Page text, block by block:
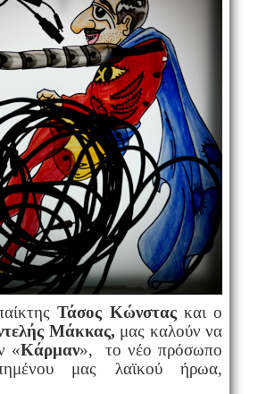
Τάσος Κώνσταςκαι ο
Μάκκας, μας καλούν να
«Κάρμαν», το νέο πρόσωπο
μας λαϊκού ήρωα,